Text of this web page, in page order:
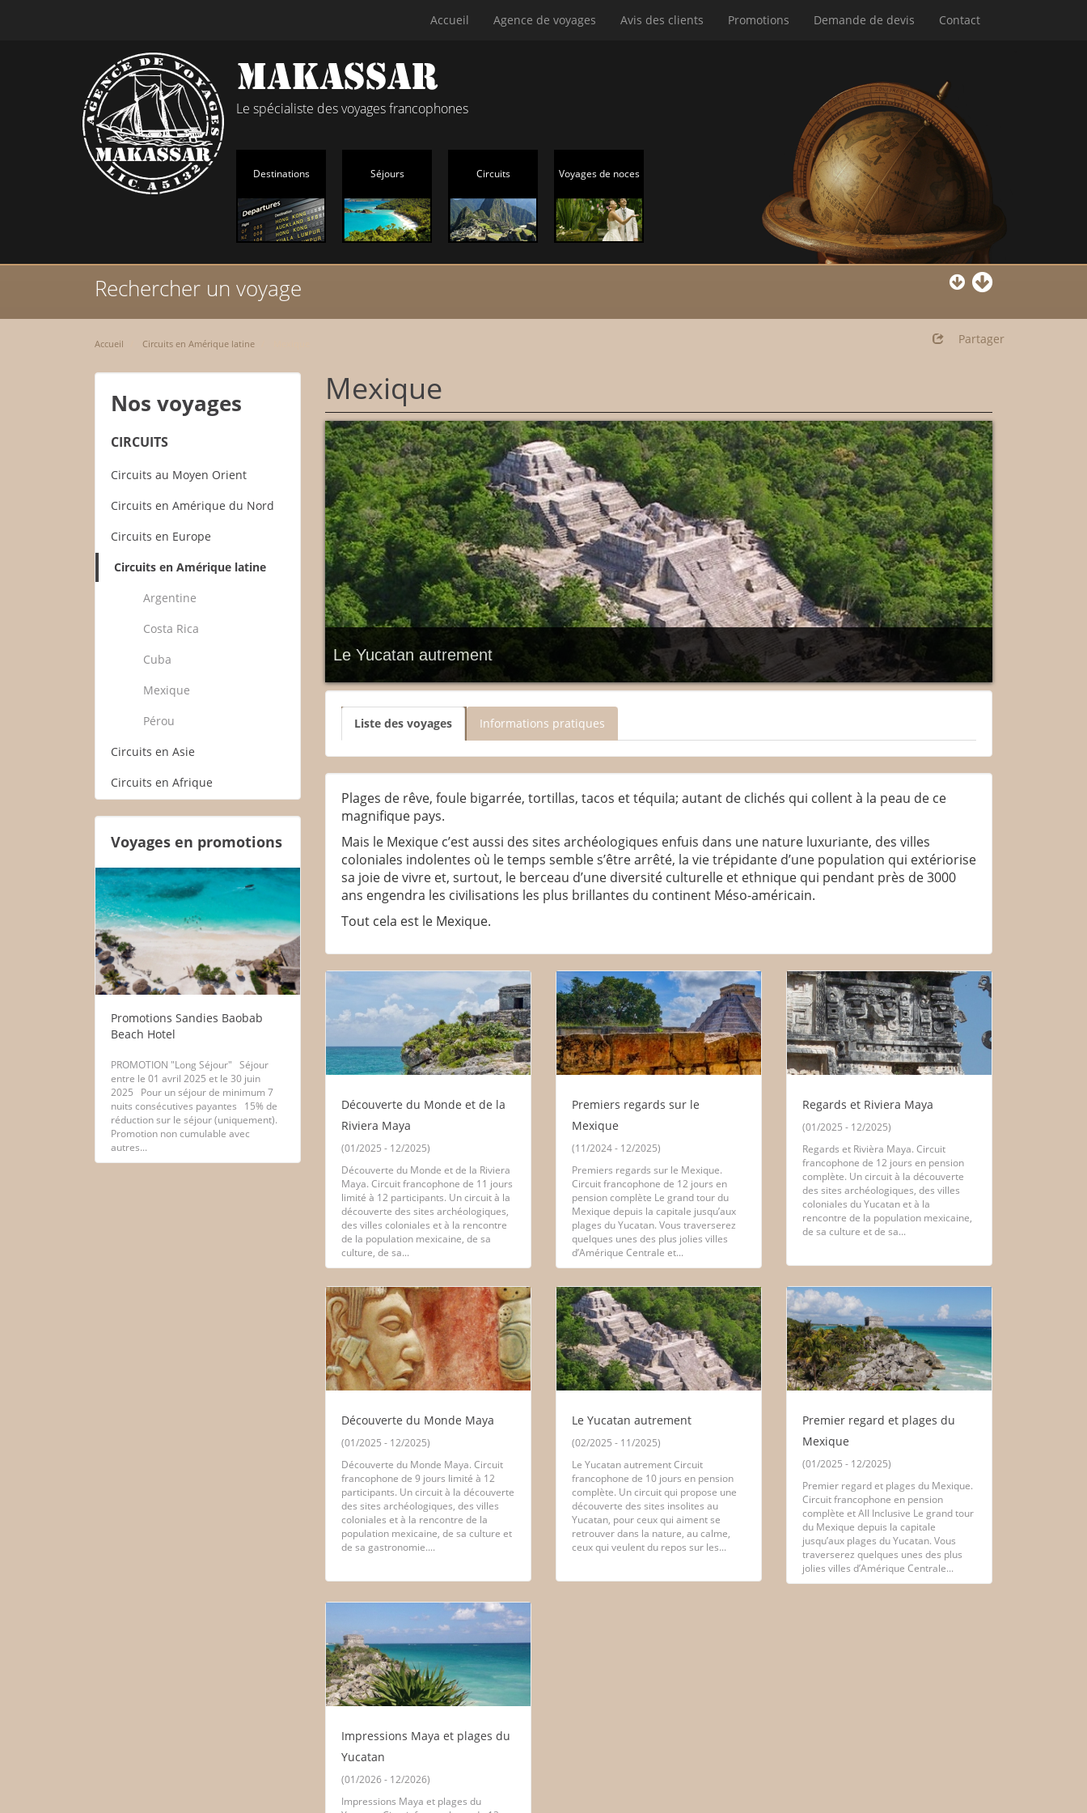
Accueil Agence de voyages Avis des clients Promotions Demande de devis Contact
Le spécialiste des voyages francophones
Destinations Séjours Circuits Voyages de noces
Rechercher un voyage
Accueil Circuits en Amérique latine Partager
Nos voyages
CIRCUITS
Circuits au Moyen Orient
Circuits en Amérique du Nord
Circuits en Europe
Circuits en Amérique latine
Argentine
Costa Rica
Cuba
Mexique
Pérou
Circuits en Asie
Circuits en Afrique
Voyages en promotions
Promotions Sandies Baobab
Beach Hotel
PROMOTION "Long Séjour" Séjour
entre le 01 avril 2025 et le 30 juin
2025 Pour un séjour de minimum 7
nuits consécutives payantes 15% de
réduction sur le séjour (uniquement).
Promotion non cumulable avec
autres...
Mexique
Le Yucatan autrement
Liste des voyages Informations pratiques
Plages de rêve, foule bigarrée, tortillas, tacos et téquila; autant de clichés qui collent à la peau de ce
magnifique pays.
Mais le Mexique c’est aussi des sites archéologiques enfuis dans une nature luxuriante, des villes
coloniales indolentes où le temps semble s’être arrêté, la vie trépidante d’une population qui extériorise
sa joie de vivre et, surtout, le berceau d’une diversité culturelle et ethnique qui pendant près de 3000
ans engendra les civilisations les plus brillantes du continent Méso-américain.
Tout cela est le Mexique.
Découverte du Monde et de la
Riviera Maya
(01/2025 - 12/2025)
Découverte du Monde et de la Riviera
Maya. Circuit francophone de 11 jours
limité à 12 participants. Un circuit à la
découverte des sites archéologiques,
des villes coloniales et à la rencontre
de la population mexicaine, de sa
culture, de sa...
Premiers regards sur le
Mexique
(11/2024 - 12/2025)
Premiers regards sur le Mexique.
Circuit francophone de 12 jours en
pension complète Le grand tour du
Mexique depuis la capitale jusqu’aux
plages du Yucatan. Vous traverserez
quelques unes des plus jolies villes
d’Amérique Centrale et...
Regards et Riviera Maya
(01/2025 - 12/2025)
Regards et Rivièra Maya. Circuit
francophone de 12 jours en pension
complète. Un circuit à la découverte
des sites archéologiques, des villes
coloniales du Yucatan et à la
rencontre de la population mexicaine,
de sa culture et de sa...
Découverte du Monde Maya
(01/2025 - 12/2025)
Découverte du Monde Maya. Circuit
francophone de 9 jours limité à 12
participants. Un circuit à la découverte
des sites archéologiques, des villes
coloniales et à la rencontre de la
population mexicaine, de sa culture et
de sa gastronomie....
Le Yucatan autrement
(02/2025 - 11/2025)
Le Yucatan autrement Circuit
francophone de 10 jours en pension
complète. Un circuit qui propose une
découverte des sites insolites au
Yucatan, pour ceux qui aiment se
retrouver dans la nature, au calme,
ceux qui veulent du repos sur les...
Premier regard et plages du
Mexique
(01/2025 - 12/2025)
Premier regard et plages du Mexique.
Circuit francophone en pension
complète et All Inclusive Le grand tour
du Mexique depuis la capitale
jusqu’aux plages du Yucatan. Vous
traverserez quelques unes des plus
jolies villes d’Amérique Centrale...
Impressions Maya et plages du
Yucatan
(01/2026 - 12/2026)
Impressions Maya et plages du